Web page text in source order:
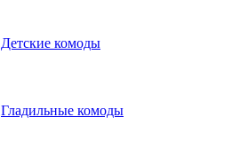
Детские комоды
Гладильные комоды